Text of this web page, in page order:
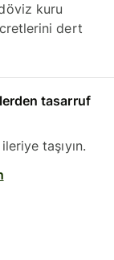
kuru
dert
tasarruf
taşıyın.